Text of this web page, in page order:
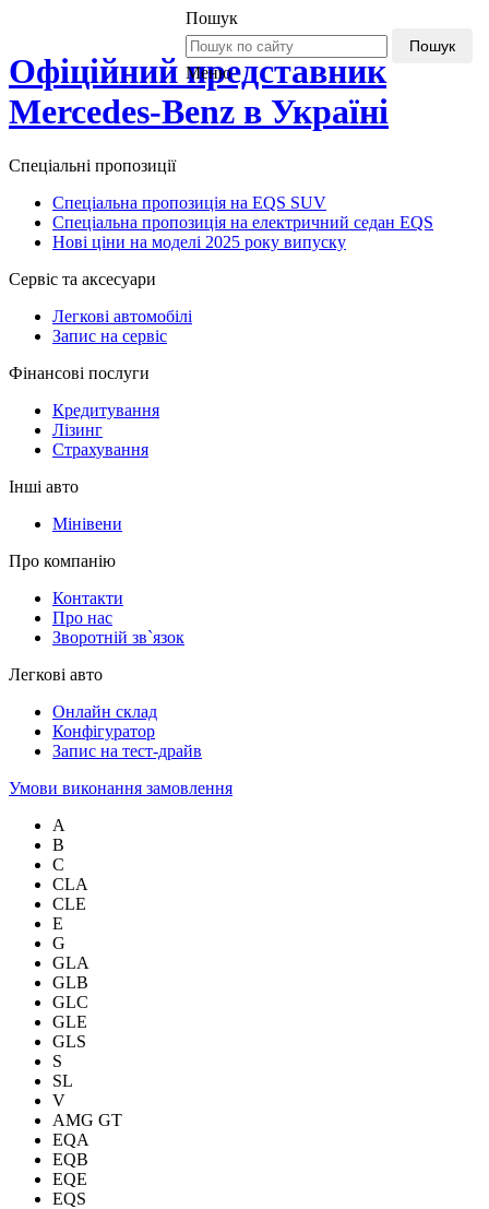
Офіційний представник
Mercedes-Benz в Україні
Пошук
Пошук
Меню
Спеціальні пропозиції
Спеціальна пропозиція на EQS SUV
Спеціальна пропозиція на електричний седан EQS
Нові ціни на моделі 2025 року випуску
Сервіс та аксесуари
Легкові автомобілі
Запис на сервіс
Фінансові послуги
Кредитування
Лізинг
Страхування
Інші авто
Мінівени
Про компанію
Контакти
Про нас
Зворотній зв`язок
Легкові авто
Онлайн склад
Конфігуратор
Запис на тест-драйв
Умови виконання замовлення
A
B
C
CLA
CLE
E
G
GLA
GLB
GLC
GLE
GLS
S
SL
V
AMG GT
EQA
EQB
EQE
EQS